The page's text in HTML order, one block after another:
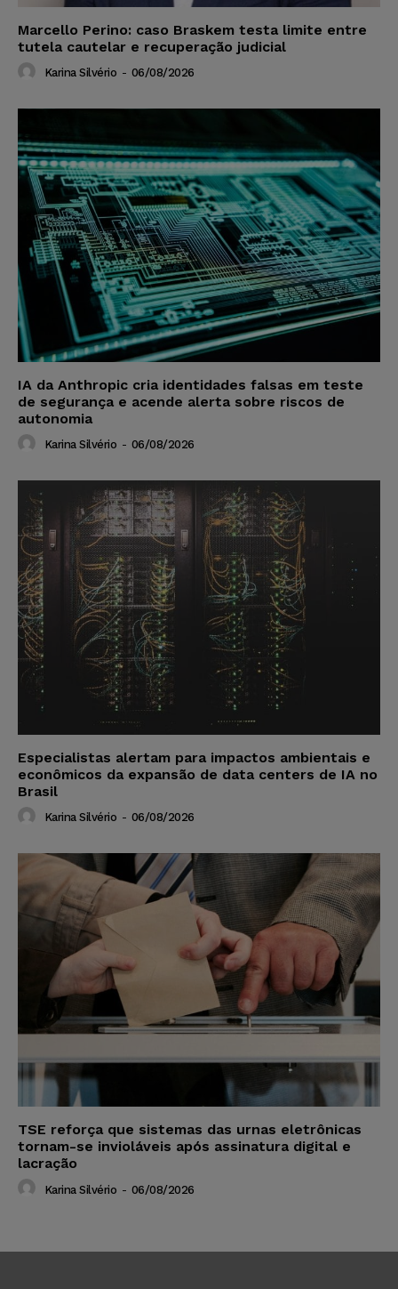
Marcello Perino: caso Braskem testa limite entre
tutela cautelar e recuperação judicial
Karina Silvério - 06/08/2026
IA da Anthropic cria identidades falsas em teste
de segurança e acende alerta sobre riscos de
autonomia
Karina Silvério - 06/08/2026
Especialistas alertam para impactos ambientais e
econômicos da expansão de data centers de IA no
Brasil
Karina Silvério - 06/08/2026
TSE reforça que sistemas das urnas eletrônicas
tornam-se invioláveis após assinatura digital e
lacração
Karina Silvério - 06/08/2026